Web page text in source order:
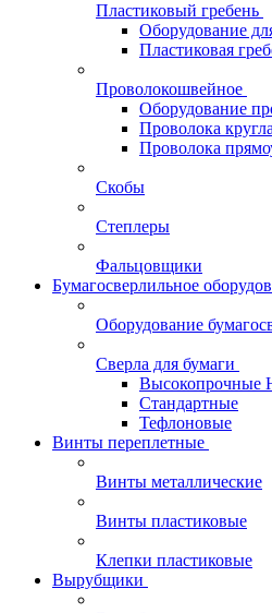
Пластиковый гребень
Оборудование
Пластиковая
Проволокошвейное
Оборудование
Проволока
Проволока
Скобы
Степлеры
Фальцовщики
Бумагосверлильное
Оборудование
Сверла для бумаги
Высокопрочные
Стандартные
Тефлоновые
Винты переплетные
Винты металлические
Винты пластиковые
Клепки пластиковые
Вырубщики